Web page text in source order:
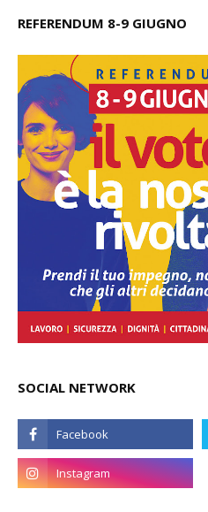
REFERENDUM 8-9 GIUGNO
SOCIAL NETWORK